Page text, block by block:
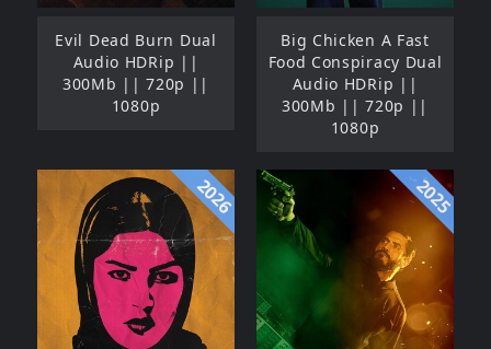
Evil Dead Burn Dual
Audio HDRip ||
300Mb || 720p ||
1080p
Big Chicken A Fast
Food Conspiracy Dual
Audio HDRip ||
300Mb || 720p ||
1080p
2026 2025